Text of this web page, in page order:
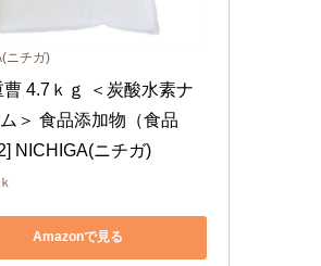
ニチガ)
曹 4.7ｋｇ ＜炭酸水素ナ
ム＞ 食品添加物（食品
NICHIGA(ニチガ)
Amazonで見る